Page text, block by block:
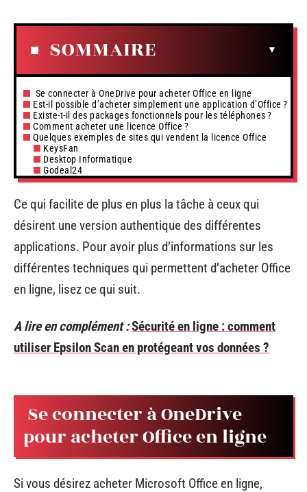
SOMMAIRE
Se connecter à OneDrive pour acheter Office en ligne
Est-il possible d’acheter simplement une application d’Office ?
Existe-t-il des packages fonctionnels pour les téléphones ?
Comment acheter une licence Office ?
Quelques exemples de sites qui vendent la licence Office
KeysFan
Desktop Informatique
Godeal24
Ce qui facilite de plus en plus la tâche à ceux qui
désirent une version authentique des différentes
applications. Pour avoir plus d’informations sur les
différentes techniques qui permettent d’acheter Office
en ligne, lisez ce qui suit.
A lire en complément :Sécurité en ligne : comment
utiliser Epsilon Scan en protégeant vos données ?
Se connecter à OneDrive
pour acheter Office en ligne
Si vous désirez acheter Microsoft Office en ligne,